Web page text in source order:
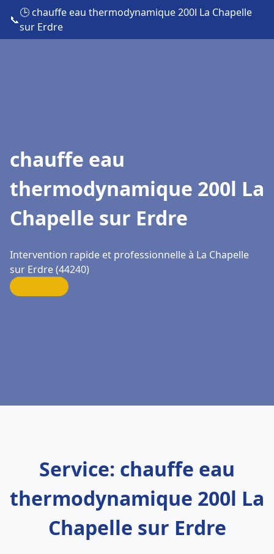
📞
🕒 chauffe eau thermodynamique 200l La Chapelle
sur Erdre
chauffe eau
thermodynamique 200l La
Chapelle sur Erdre
Intervention rapide et professionnelle à La Chapelle
sur Erdre (44240)
Service: chauffe eau
thermodynamique 200l La
Chapelle sur Erdre